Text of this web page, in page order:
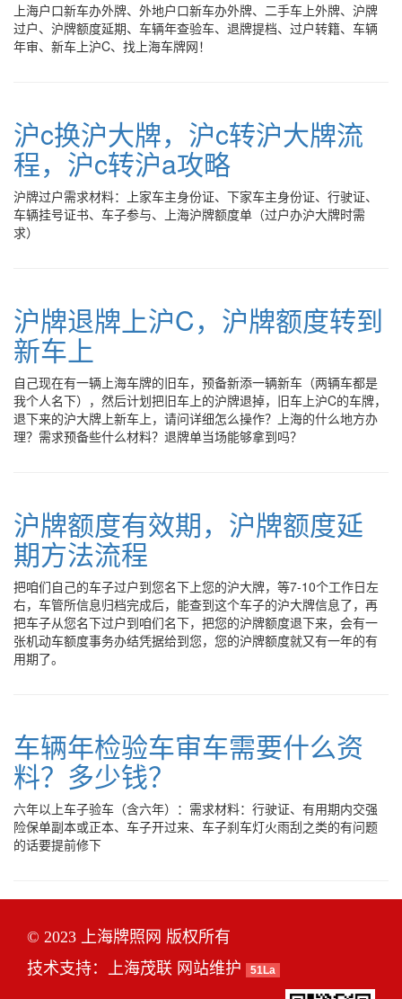
上海户口新车办外牌、外地户口新车办外牌、二手车上外牌、沪牌
过户、沪牌额度延期、车辆年查验车、退牌提档、过户转籍、车辆
年审、新车上沪C、找上海车牌网！
沪c换沪大牌，沪c转沪大牌流
程，沪c转沪a攻略
沪牌过户需求材料：上家车主身份证、下家车主身份证、行驶证、
车辆挂号证书、车子参与、上海沪牌额度单（过户办沪大牌时需
求）
沪牌退牌上沪C，沪牌额度转到
新车上
自己现在有一辆上海车牌的旧车，预备新添一辆新车（两辆车都是
我个人名下），然后计划把旧车上的沪牌退掉，旧车上沪C的车牌，
退下来的沪大牌上新车上，请问详细怎么操作？上海的什么地方办
理？需求预备些什么材料？退牌单当场能够拿到吗？
沪牌额度有效期，沪牌额度延
期方法流程
把咱们自己的车子过户到您名下上您的沪大牌，等7-10个工作日左
右，车管所信息归档完成后，能查到这个车子的沪大牌信息了，再
把车子从您名下过户到咱们名下，把您的沪牌额度退下来，会有一
张机动车额度事务办结凭据给到您，您的沪牌额度就又有一年的有
用期了。
车辆年检验车审车需要什么资
料？多少钱？
六年以上车子验车（含六年）：需求材料：行驶证、有用期内交强
险保单副本或正本、车子开过来、车子刹车灯火雨刮之类的有问题
的话要提前修下
© 2023 上海牌照网 版权所有
技术支持： 上海茂联 网站维护 51La